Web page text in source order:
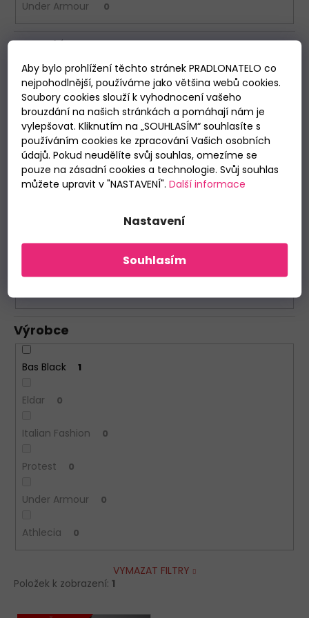
Aby bylo prohlížení těchto stránek PRADLONATELO co
nejpohodlnější, používáme jako většina webů cookies.
Soubory cookies slouží k vyhodnocení vašeho
brouzdání na našich stránkách a pomáhají nám je
vylepšovat. Kliknutím na „SOUHLASÍM“ souhlasíte s
používáním cookies ke zpracování Vašich osobních
údajů. Pokud neudělíte svůj souhlas, omezíme se
pouze na zásadní cookies a technologie. Svůj souhlas
můžete upravit v "NASTAVENÍ". Další informace
Nastavení
Souhlasím
Under Armour 0
Materiál
polyester 1
bavlna/elastan 0
polyamid/elastan 0
Délka nohavic
Výrobce
Bas Black 1
Eldar 0
Italian Fashion 0
Protest 0
Under Armour 0
Athlecia 0
VYMAZAT FILTRY
Položek k zobrazení: 1